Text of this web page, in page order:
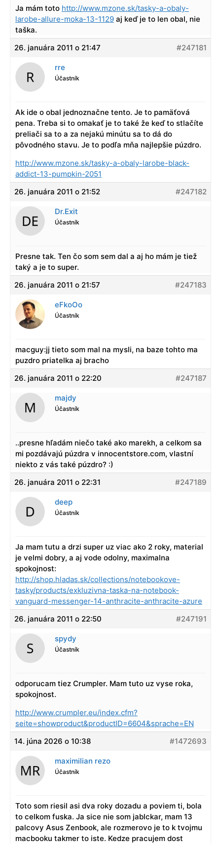
Ja mám toto http://www.mzone.sk/tasky-a-obaly-
larobe-allure-moka-13-1129 aj keď je to len obal, nie
taška.
26. januára 2011 o 21:47
#247181
rre
Účastník
Ak ide o obal jednoznačne tento. Je to pamäťová
pena. Treba si to omakať je to také že keď to stlačíte
preliači sa to a za nejakú minútu sa to dá do
pôvodného stavu. Je to podľa mňa najlepšie púzdro.
http://www.mzone.sk/tasky-a-obaly-larobe-black-
addict-13-pumpkin-2051
26. januára 2011 o 21:52
#247182
Dr.Exit
Účastník
Presne tak. Ten čo som sem dal a aj ho mám je tiež
taký a je to super.
26. januára 2011 o 21:57
#247183
eFkoOo
Účastník
macguy:jj tieto som mal na mysli, na baze tohto ma
puzdro priatelka aj bracho
26. januára 2011 o 22:20
#247187
majdy
Účastník
..presne hľadám niečo také ako marekh, a celkom sa
mi pozdávajú púzdra v innocentstore.com, vlastní
niekto z vás také púzdro? :)
26. januára 2011 o 22:31
#247189
deep
Účastník
Ja mam tutu a drzi super uz viac ako 2 roky, material
je velmi dobry, a aj vode odolny, maximalna
spokojnost:
http://shop.hladas.sk/collections/notebookove-
tasky/products/exkluzivna-taska-na-notebook-
vanguard-messenger-14-anthracite-anthracite-azure
26. januára 2011 o 22:50
#247191
spydy
Účastník
odporucam tiez Crumpler. Mam tuto uz vyse roka,
spokojnost.
http://www.crumpler.eu/index.cfm?
seite=showproduct&productID=6604&sprache=EN
14. júna 2026 o 10:38
#1472693
maximilian rezo
Účastník
Toto som riesil asi dva roky dozadu a poviem ti, bola
to celkom fuska. Ja sice nie som jablckar, mam 13
palcovy Asus Zenbook, ale rozmerovo je to k tvojmu
macbooku takmer to iste. Kedze pracujem dost